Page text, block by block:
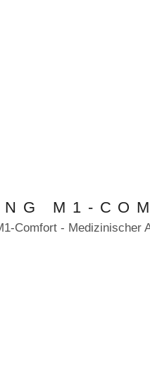
M1-
Comfort - Medizinischer